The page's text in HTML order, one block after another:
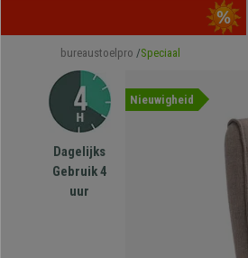
bureaustoelpro Speciaal
Dagelijks
Gebruik 4
uur
Nieuwigheid